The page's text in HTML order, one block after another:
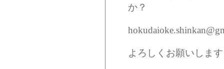
か？
よろしくお願いしま